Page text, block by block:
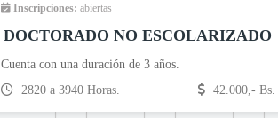
Inscripciones: abiertas
DOCTORADO NO ESCOLARIZADO
Cuenta con una duración de 3 años.
2820 a 3940 Horas.
42.000,- Bs.